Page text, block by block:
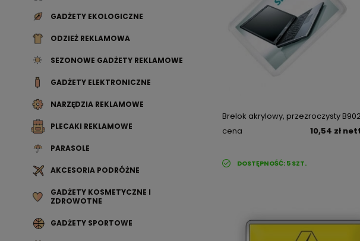
GADŻETY EKOLOGICZNE
ODZIEŻ REKLAMOWA
SEZONOWE GADŻETY REKLAMOWE
GADŻETY ELEKTRONICZNE
NARZĘDZIA REKLAMOWE
PLECAKI REKLAMOWE
PARASOLE
AKCESORIA PODRÓŻNE
GADŻETY KOSMETYCZNE I
ZDROWOTNE
GADŻETY SPORTOWE
Brelok akrylowy, przezroczysty
cena
10,54 zł
DOSTĘPNOŚĆ:5SZT.